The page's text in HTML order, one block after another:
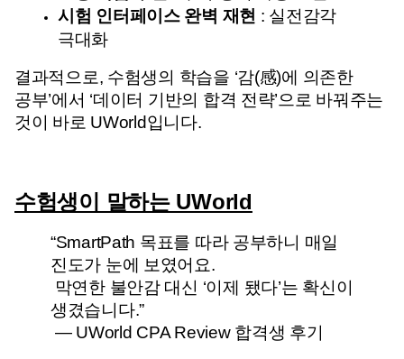
시험 인터페이스 완벽 재현 : 실전감각
극대화
결과적으로, 수험생의 학습을 ‘감(感)에 의존한
공부’에서 ‘데이터 기반의 합격 전략’으로 바꿔주는
것이 바로 UWorld입니다.
수험생이 말하는 UWorld
“SmartPath 목표를 따라 공부하니 매일
진도가 눈에 보였어요.
생겼습니다.”
— UWorld CPA Review 합격생 후기